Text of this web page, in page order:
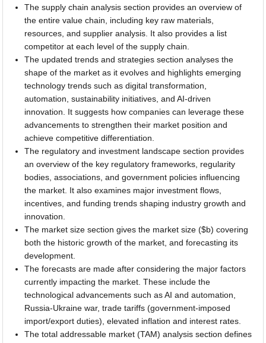
The supply chain analysis section provides an overview of
the entire value chain, including key raw materials,
resources, and supplier analysis. It also provides a list
competitor at each level of the supply chain.
The updated trends and strategies section analyses the
shape of the market as it evolves and highlights emerging
technology trends such as digital transformation,
automation, sustainability initiatives, and AI-driven
innovation. It suggests how companies can leverage these
advancements to strengthen their market position and
achieve competitive differentiation.
The regulatory and investment landscape section provides
an overview of the key regulatory frameworks, regularity
bodies, associations, and government policies influencing
the market. It also examines major investment flows,
incentives, and funding trends shaping industry growth and
innovation.
The market size section gives the market size ($b) covering
both the historic growth of the market, and forecasting its
development.
The forecasts are made after considering the major factors
currently impacting the market. These include the
technological advancements such as AI and automation,
Russia-Ukraine war, trade tariffs (government-imposed
import/export duties), elevated inflation and interest rates.
The total addressable market (TAM) analysis section defines